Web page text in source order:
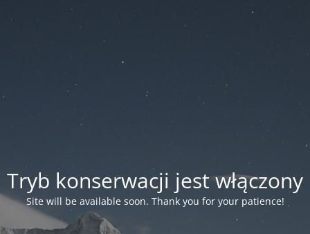
Tryb konserwacji jest włączony
Site will be available soon. Thank you for your patience!